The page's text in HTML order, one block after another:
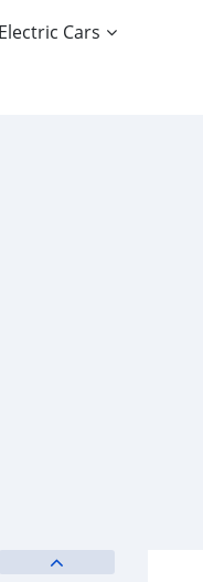
Electric Cars